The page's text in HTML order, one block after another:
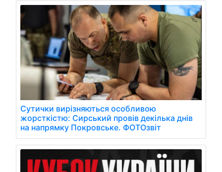
Сутички вирізняються особливою
жорсткістю: Сирський провів декілька днів
на напрямку Покровське. ФОТОзвіт